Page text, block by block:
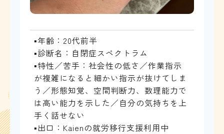
▪年齢：20代前半
▪診断名：自閉症スペクトラム
▪特性／苦手：社会性の低さ／作業指示
が複雑になると細かい指示が抜けてしま
う／形態知覚、空間判断力、数理能力で
は高い能力を示した／自分の気持ちを上
手く話せない
▪出口：Kaienの就労移行支援利用中